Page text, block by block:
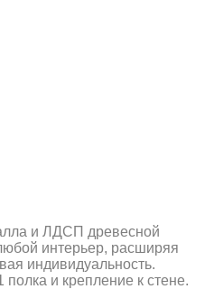
и ЛДСП древесной
интерьер, расширяя
индивидуальность.
полка и крепление к стене.